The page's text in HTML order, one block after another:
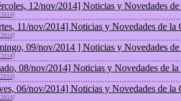
12/nov/2014] Noticias y Novedades
11/nov/2014] Noticias y Novedades de la
09/nov/2014 ] Noticias y Novedades
08/nov/2014] Noticias y Novedades de
06/nov/2014] Noticias y Novedades de la